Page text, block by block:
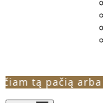
tą pačią arba